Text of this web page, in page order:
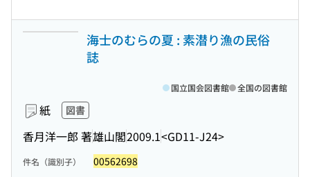
海士のむらの夏 : 素潜り漁の民俗
誌
紙 図書
香月洋一郎 著雄山閣2009.1<GD11-J24>
国立国会図書館 全国の図書館
件名（識別子） 00562698